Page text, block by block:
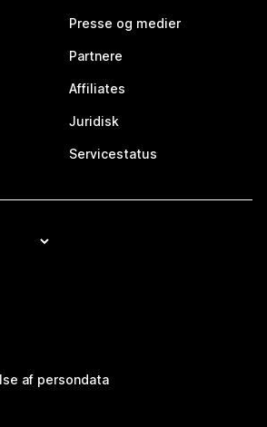
Presse og medier
Partnere
Affiliates
Juridisk
Servicestatus
af persondata